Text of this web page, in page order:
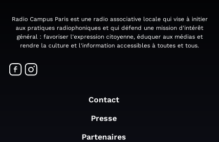
Radio Campus Paris est une radio associative locale qui vise à initier
aux pratiques radiophoniques et qui défend une mission d'intérêt
général : favoriser l'expression citoyenne, éduquer aux médias et
rendre la culture et l'information accessibles à toutes et tous.
Contact
Presse
Partenaires